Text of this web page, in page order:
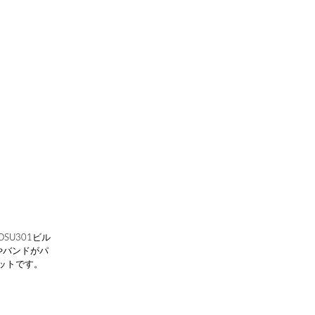
ビル
バンドがパ
トです。